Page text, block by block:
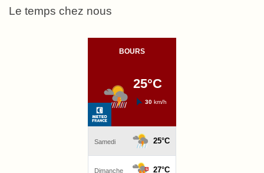
Le temps chez nous